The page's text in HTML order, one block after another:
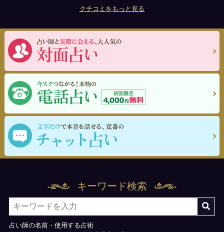
クチコミをもっと見る
キーワード検索
占い師の名前・使用する占術